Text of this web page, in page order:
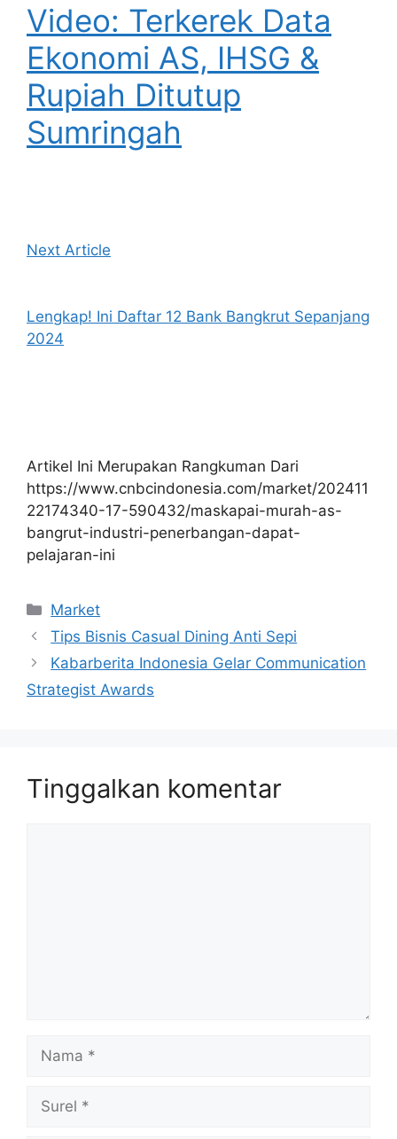
Video: Terkerek Data
Ekonomi AS, IHSG &
Rupiah Ditutup
Sumringah
Next Article
Lengkap! Ini Daftar 12 Bank Bangkrut Sepanjang
2024
Artikel Ini Merupakan Rangkuman Dari
https://www.cnbcindonesia.com/market/202411
22174340-17-590432/maskapai-murah-as-
bangrut-industri-penerbangan-dapat-
pelajaran-ini
Kategori
Market
Tips Bisnis Casual Dining Anti Sepi
Kabarberita Indonesia Gelar Communication
Strategist Awards
Tinggalkan komentar